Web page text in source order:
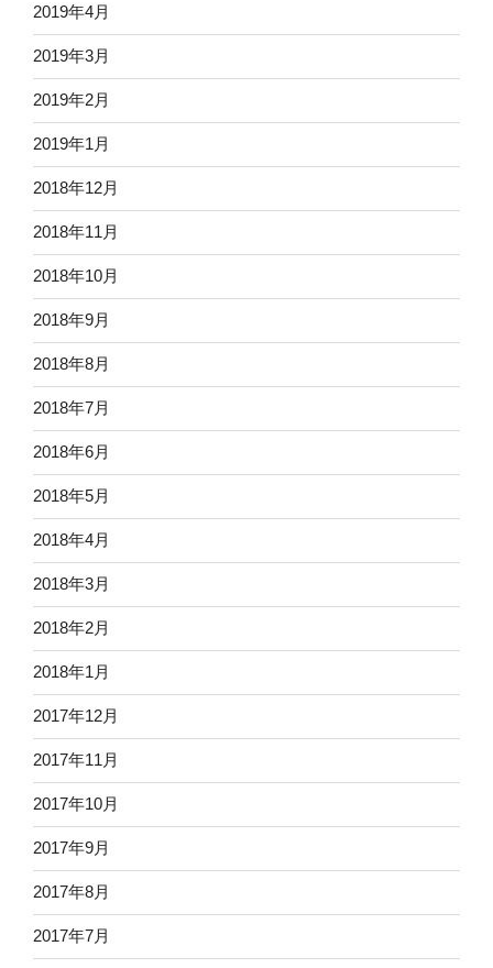
2019年4月
2019年3月
2019年2月
2019年1月
2018年12月
2018年11月
2018年10月
2018年9月
2018年8月
2018年7月
2018年6月
2018年5月
2018年4月
2018年3月
2018年2月
2018年1月
2017年12月
2017年11月
2017年10月
2017年9月
2017年8月
2017年7月